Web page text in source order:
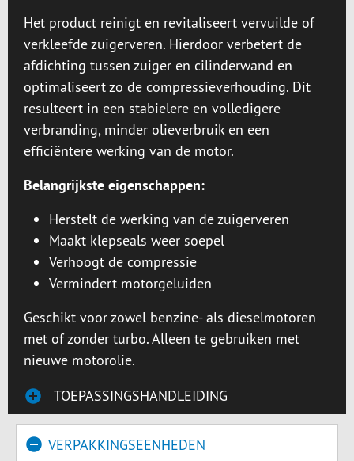
Het product reinigt en revitaliseert vervuilde of
verkleefde zuigerveren. Hierdoor verbetert de
afdichting tussen zuiger en cilinderwand en
optimaliseert zo de compressieverhouding. Dit
resulteert in een stabielere en volledigere
verbranding, minder olieverbruik en een
efficiëntere werking van de motor.
Belangrijkste eigenschappen:
Herstelt de werking van de zuigerveren
Maakt klepseals weer soepel
Verhoogt de compressie
Vermindert motorgeluiden
Geschikt voor zowel benzine- als dieselmotoren
met of zonder turbo. Alleen te gebruiken met
nieuwe motorolie.
TOEPASSINGSHANDLEIDING
VERPAKKINGSEENHEDEN